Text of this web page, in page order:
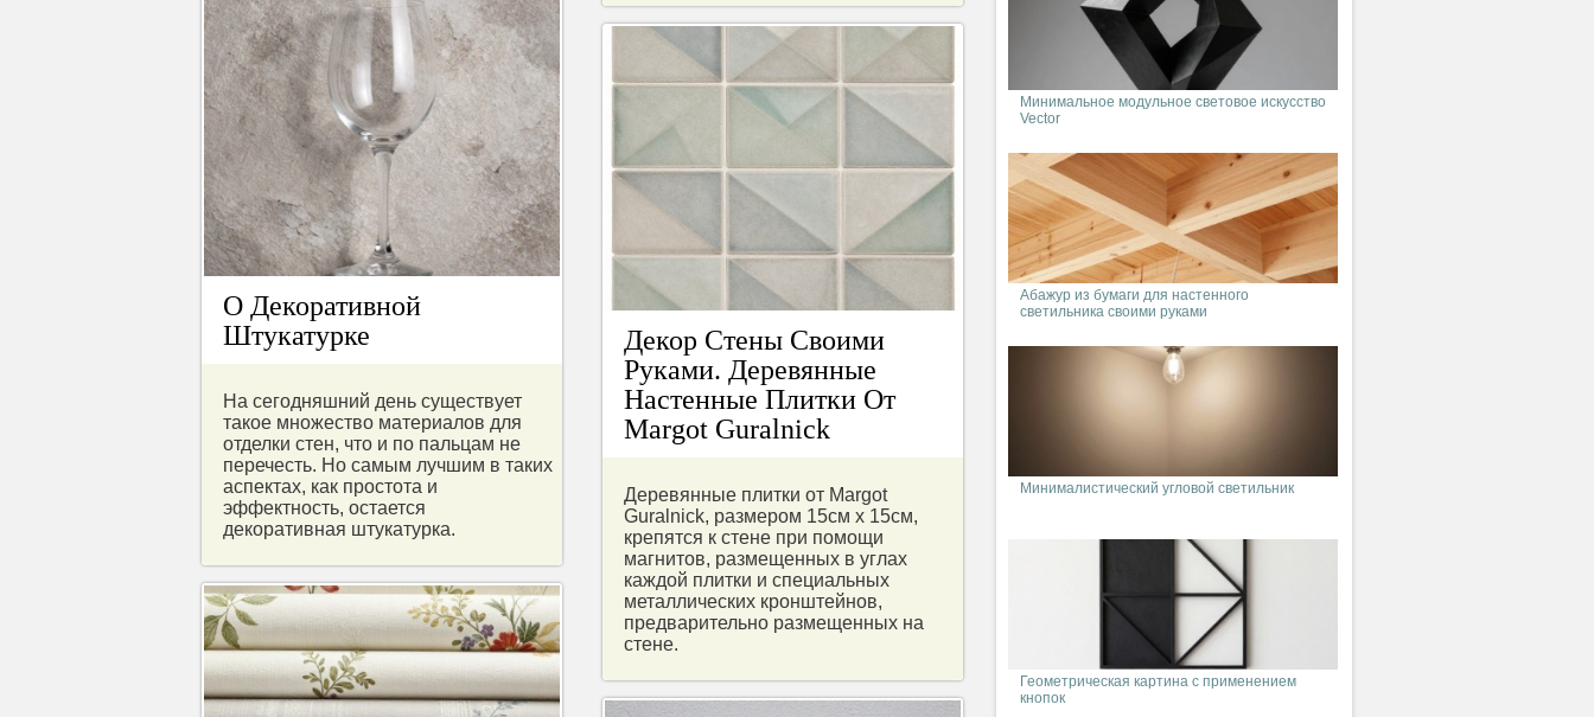
О Декоративной
Штукатурке
На сегодняшний день существует
такое множество материалов для
отделки стен, что и по пальцам не
перечесть. Но самым лучшим в таких
аспектах, как простота и
эффектность, остается
декоративная штукатурка.
Декор Стены Своими
Руками. Деревянные
Настенные Плитки От
Margot Guralnick
Деревянные плитки от Margot
Guralnick, размером 15см х 15см,
крепятся к стене при помощи
магнитов, размещенных в углах
каждой плитки и специальных
металлических кронштейнов,
предварительно размещенных на
стене.
Минимальное модульное световое искусство
Vector
Абажур из бумаги для настенного
светильника своими руками
Минималистический угловой светильник
Геометрическая картина с применением
кнопок